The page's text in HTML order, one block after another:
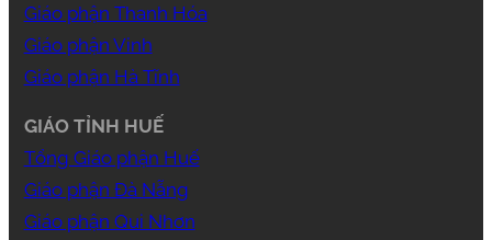
Giáo phận Thanh Hóa
Giáo phận Vinh
Giáo phận Hà Tĩnh
GIÁO TỈNH HUẾ
Tổng Giáo phận Huế
Giáo phận Đà Nẵng
Giáo phận Qui Nhơn